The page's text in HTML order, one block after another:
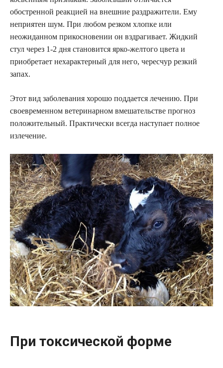
обостренной реакцией на внешние раздражители. Ему
неприятен шум. При любом резком хлопке или
неожиданном прикосновении он вздрагивает. Жидкий
стул через 1-2 дня становится ярко-желтого цвета и
приобретает нехарактерный для него, чересчур резкий
запах.
Этот вид заболевания хорошо поддается лечению. При
своевременном ветеринарном вмешательстве прогноз
положительный. Практически всегда наступает полное
излечение.
При токсической форме